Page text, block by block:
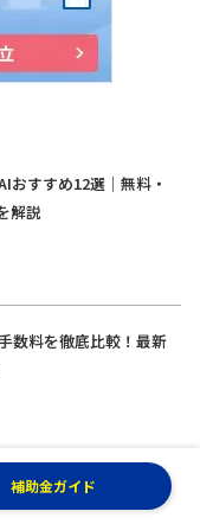
おすすめ12選｜無料・
解説
数料を徹底比較！最新
すすめ16選を目的別に
補助金ガイド